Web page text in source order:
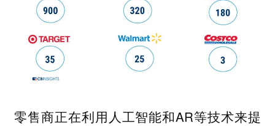
零售商正在利用人工智能和AR等技术来提